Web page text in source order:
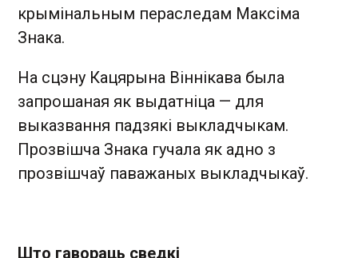
крымінальным пераследам Максіма
Знака.
На сцэну Кацярына Віннікава была
запрошаная як выдатніца — для
выказвання падзякі выкладчыкам.
Прозвішча Знака гучала як адно з
прозвішчаў паважаных выкладчыкаў.
Што гавораць сведкі